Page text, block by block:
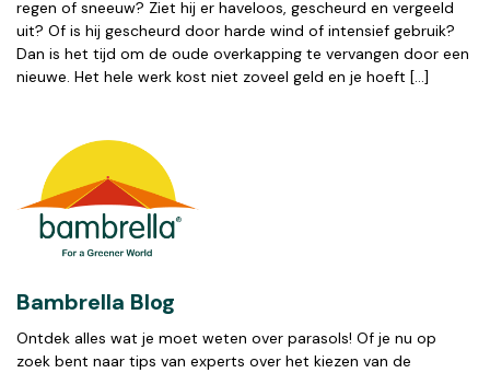
regen of sneeuw? Ziet hij er haveloos, gescheurd en vergeeld
uit? Of is hij gescheurd door harde wind of intensief gebruik?
Dan is het tijd om de oude overkapping te vervangen door een
nieuwe. Het hele werk kost niet zoveel geld en je hoeft […]
Bambrella Blog
Ontdek alles wat je moet weten over parasols! Of je nu op
zoek bent naar tips van experts over het kiezen van de